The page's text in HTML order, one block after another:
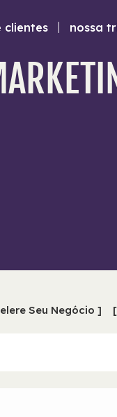
clientes nossa
Seu Negócio ]